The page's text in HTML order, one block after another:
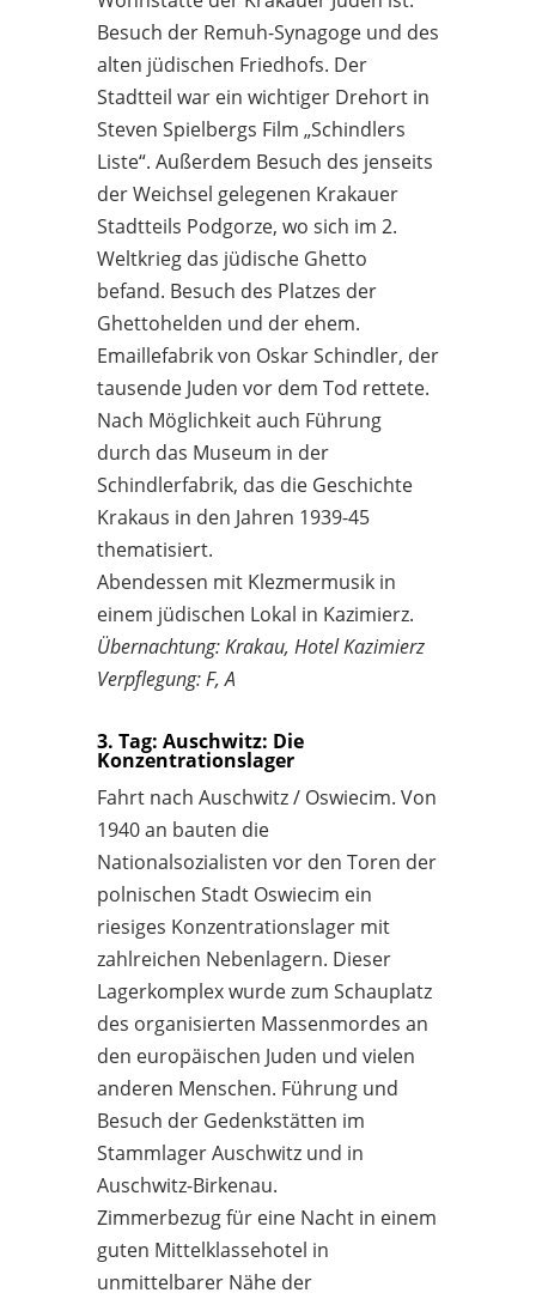
Besuch der Remuh-Synagoge und des
alten jüdischen Friedhofs. Der
Stadtteil war ein wichtiger Drehort in
Steven Spielbergs Film „Schindlers
Liste“. Außerdem Besuch des jenseits
der Weichsel gelegenen Krakauer
Stadtteils Podgorze, wo sich im 2.
Weltkrieg das jüdische Ghetto
befand. Besuch des Platzes der
Ghettohelden und der ehem.
Emaillefabrik von Oskar Schindler, der
tausende Juden vor dem Tod rettete.
Nach Möglichkeit auch Führung
durch das Museum in der
Schindlerfabrik, das die Geschichte
Krakaus in den Jahren 1939-45
thematisiert.
Abendessen mit Klezmermusik in
einem jüdischen Lokal in Kazimierz.
Übernachtung: Krakau, Hotel Kazimierz
Verpflegung: F, A
3. Tag: Auschwitz: Die
Konzentrationslager
Fahrt nach Auschwitz / Oswiecim. Von
1940 an bauten die
Nationalsozialisten vor den Toren der
polnischen Stadt Oswiecim ein
riesiges Konzentrationslager mit
zahlreichen Nebenlagern. Dieser
Lagerkomplex wurde zum Schauplatz
des organisierten Massenmordes an
den europäischen Juden und vielen
anderen Menschen. Führung und
Besuch der Gedenkstätten im
Stammlager Auschwitz und in
Auschwitz-Birkenau.
Zimmerbezug für eine Nacht in einem
guten Mittelklassehotel in
unmittelbarer Nähe der